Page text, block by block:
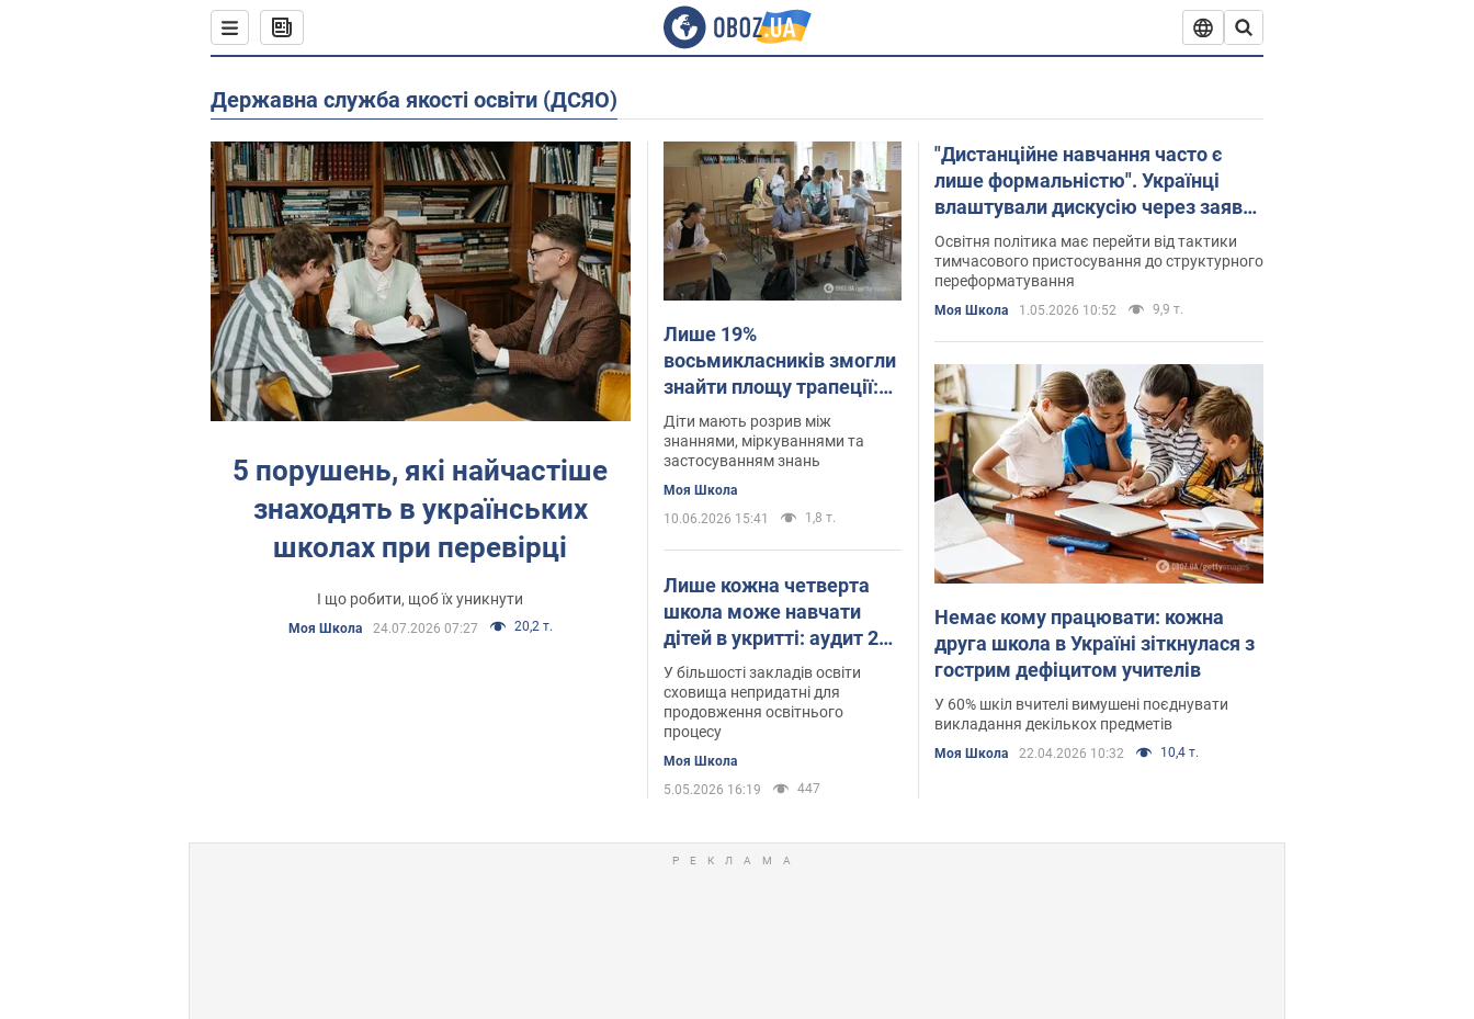
Державна служба якості освіти (ДСЯО)
5 порушень, які найчастіше
знаходять в українських
школах при перевірці
І що робити, щоб їх уникнути
Моя Школа 24.07.2026 07:27 20,2 т.
Лише 19%
восьмикласників змогли
знайти площу трапеції:
що показав моніторинг
ДСЯО та чому це
катастрофа
Діти мають розрив між
знаннями, міркуваннями та
застосуванням знань
Моя Школа
10.06.2026 15:41
1,8 т.
Лише кожна четверта
школа може навчати
дітей в укритті: аудит 200
закладів освіти України
показав тривожний
результат
У більшості закладів освіти
сховища непридатні для
продовження освітнього
процесу
Моя Школа
5.05.2026 16:19
447
"Дистанційне навчання часто є
лише формальністю". Українці
влаштували дискусію через заяву
голови ДСЯО
Освітня політика має перейти від тактики
тимчасового пристосування до структурного
переформатування
Моя Школа 1.05.2026 10:52 9,9 т.
Немає кому працювати: кожна
друга школа в Україні зіткнулася з
гострим дефіцитом учителів
У 60% шкіл вчителі вимушені поєднувати
викладання декількох предметів
Моя Школа 22.04.2026 10:32 10,4 т.